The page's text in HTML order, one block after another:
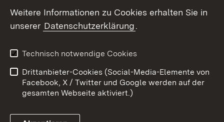
Barrierefreiheit
Benutzungshinweise
Impressum
Cookies
Weitere Informationen zu Cookies erhalten Sie in
unserer Datenschutzerklärung.
Technisch notwendige Cookies
Drittanbieter-Cookies (Social-Media-Elemente von
Facebook, X / Twitter und Google werden auf der
gesamten Webseite aktiviert.)